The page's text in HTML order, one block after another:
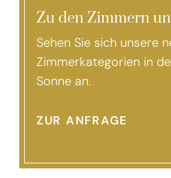
Zu den Zimmern
Sehen Sie sich unsere
Zimmerkategorien in
Sonne an.
ZUR ANFRAGE